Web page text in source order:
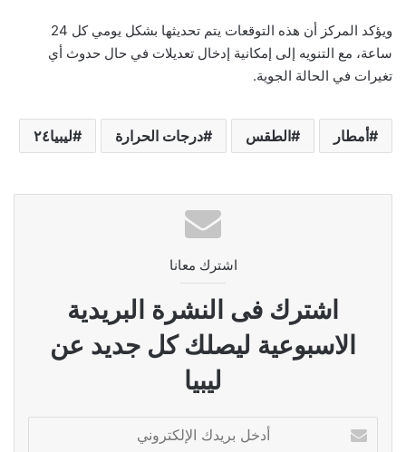
ويؤكد المركز أن هذه التوقعات يتم تحديثها بشكل يومي كل 24
ساعة، مع التنويه إلى إمكانية إدخال تعديلات في حال حدوث أي
تغيرات في الحالة الجوية.
أمطار الطقس درجات الحرارة ليبيا٢٤
اشترك معانا
اشترك فى النشرة البريدية
الاسبوعية ليصلك كل جديد عن
ليبيا
بريدك